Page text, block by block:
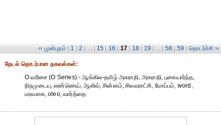
‹‹ முன்புறம் | 1 | 2 | ... | 15 | 16 | 17 | 18 | 19 | ... | 58 | 59 | தொடர்ச்சி ››
தேட‌ல் தொட‌ர்பான தகவ‌ல்க‌ள்:
O வரிசை (O Series) - ஆங்கில-தமிழ் அகராதி, அகராதி, புகையார்ந்த,
நிறமுடைய, எண்ணெய், ஆலிவ், சின்னம், சிலவராட்சி, மோப்பம், word,
மரவகை, oleo, வார்த்தை